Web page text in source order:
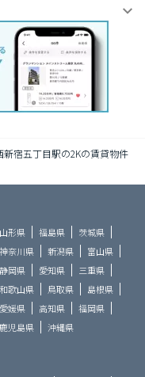
新宿五丁目駅の2Kの賃貸物件
山形県 福島県
茨城県
神奈川県 新潟県
富山県
静岡県 愛知県
三重県
和歌山県 鳥取県
島根県
愛媛県 高知県
福岡県
鹿児島県 沖縄県